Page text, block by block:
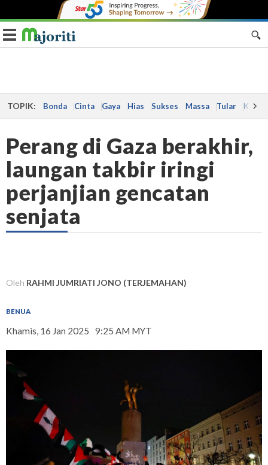
Toggle navigation
TOPIK: Bonda Cinta Gaya Hias Sukses Massa Tular Kes
Perang di Gaza berakhir,
laungan takbir iringi
perjanjian gencatan
senjata
Oleh RAHMI JUMRIATI JONO (TERJEMAHAN)
BENUA
Khamis, 16 Jan 2025 9:25 AM MYT